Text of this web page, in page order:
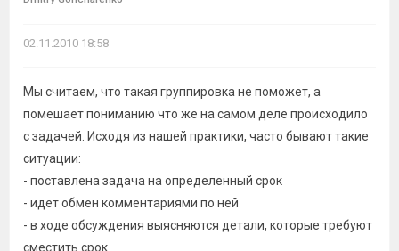
02.11.2010 18:58
Мы считаем, что такая группировка не поможет, а
помешает пониманию что же на самом деле происходило
с задачей. Исходя из нашей практики, часто бывают такие
ситуации:
- поставлена задача на определенный срок
- идет обмен комментариями по ней
- в ходе обсуждения выясняются детали, которые требуют
сместить срок